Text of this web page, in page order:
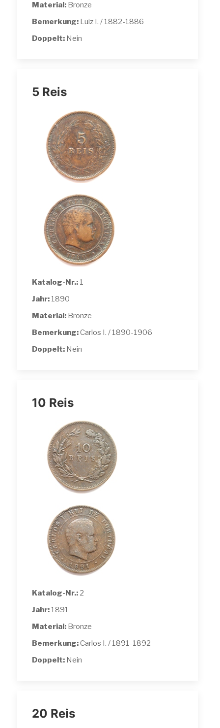
Material: Bronze
Bemerkung: Luiz I. / 1882-1886
Doppelt: Nein
5 Reis
Katalog-Nr.: 1
Jahr: 1890
Material: Bronze
Bemerkung:Carlos I. / 1890-1906
Doppelt: Nein
10 Reis
Katalog-Nr.: 2
Jahr: 1891
Material: Bronze
Bemerkung:Carlos I. / 1891-1892
Doppelt: Nein
20 Reis